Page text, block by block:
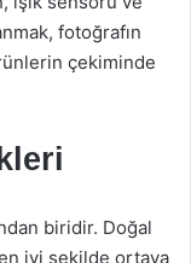
fotoğrafın
çekiminde
biridir. Doğal
iyi şekilde ortaya